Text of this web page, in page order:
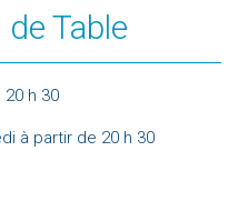
Table
h 30
à partir de 20 h 30